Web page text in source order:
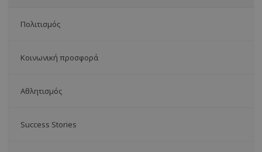
Πολιτισμός
Κοινωνική προσφορά
Αθλητισμός
Success Stories